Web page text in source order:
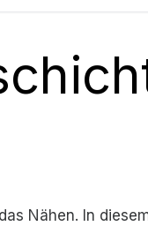
Nähen. In